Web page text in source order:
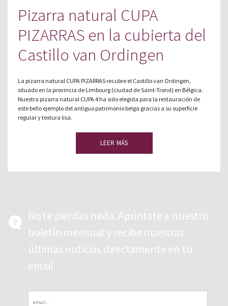
Pizarra natural CUPA
PIZARRAS en la cubierta del
Castillo van Ordingen
La pizarra natural CUPA PIZARRAS recubre el Castillo van Ordingen,
situado en la provincia de Limbourg (ciudad de Saint-Trond) en Bélgica.
Nuestra pizarra natural CUPA 4 ha sido elegida para la restauración de
este bello ejemplo del antiguo patrimonio belga gracias a su superficie
regular y textura lisa.
LEER MÁS
No te pierdas nada. Apúntate a nuestro
boletín mensual y recibe nuestras
últimas noticias directamente en tu
email